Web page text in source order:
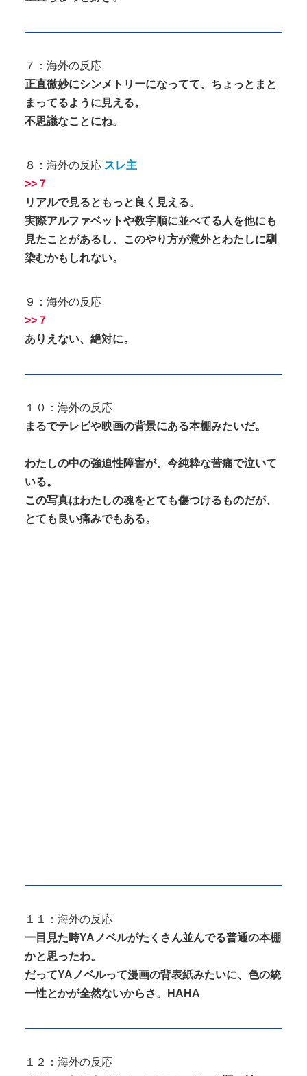
７：海外の反応
正直微妙にシンメトリーになってて、ちょっとまと
まってるように見える。
不思議なことにね。
８：海外の反応 スレ主
>>７
リアルで見るともっと良く見える。
実際アルファベットや数字順に並べてる人を他にも
見たことがあるし、このやり方が意外とわたしに馴
染むかもしれない。
９：海外の反応
>>７
ありえない、絶対に。
１０：海外の反応
まるでテレビや映画の背景にある本棚みたいだ。
わたしの中の強迫性障害が、今純粋な苦痛で泣いて
いる。
この写真はわたしの魂をとても傷つけるものだが、
とても良い痛みでもある。
１１：海外の反応
一目見た時YAノベルがたくさん並んでる普通の本棚
かと思ったわ。
だってYAノベルって漫画の背表紙みたいに、色の統
一性とかが全然ないからさ。HAHA
１２：海外の反応